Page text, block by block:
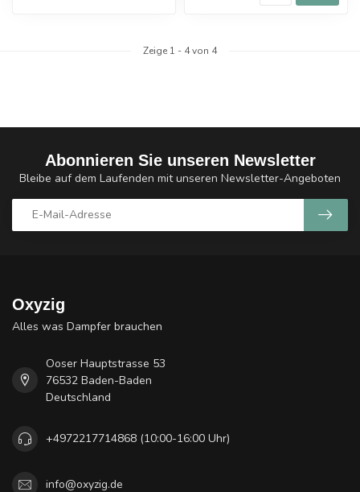
Zeige 1 - 4von 4
Abonnieren Sie unseren Newsletter
Bleibe auf dem Laufenden mit unseren Newsletter-Angeboten
Oxyzig
Alles was Dampfer brauchen
Ooser Hauptstrasse 53
76532 Baden-Baden
Deutschland
+4972217714868 (10:00-16:00 Uhr)
info@oxyzig.de